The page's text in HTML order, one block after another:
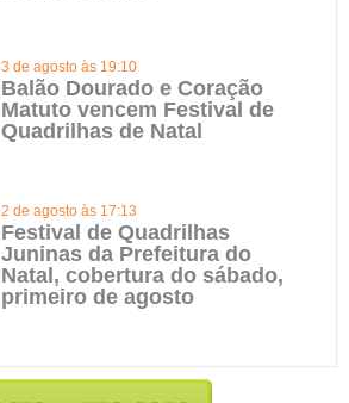
3 de agosto às 19:10
Balão Dourado e Coração
Matuto vencem Festival de
Quadrilhas de Natal
2 de agosto às 17:13
Festival de Quadrilhas
Juninas da Prefeitura do
Natal, cobertura do sábado,
primeiro de agosto